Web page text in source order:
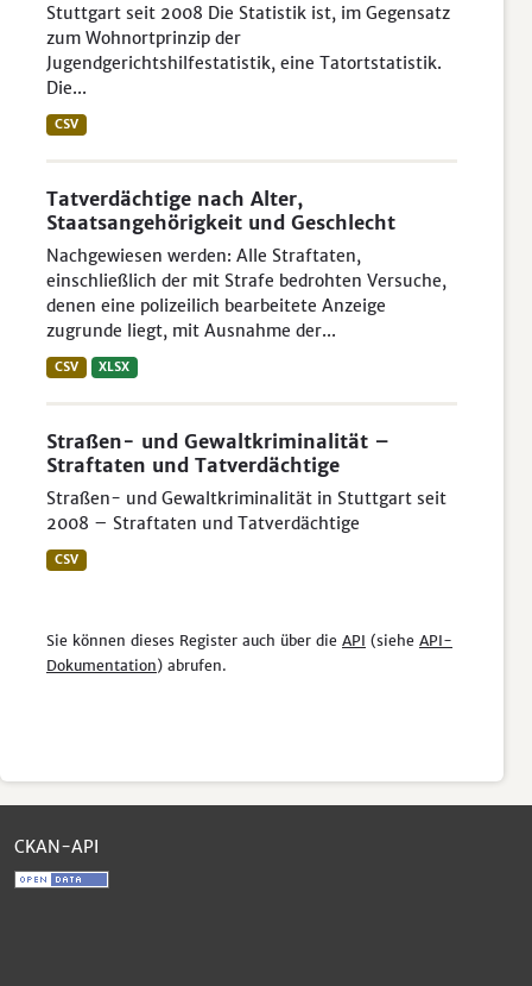
Stuttgart seit 2008 Die Statistik ist, im Gegensatz
zum Wohnortprinzip der
Jugendgerichtshilfestatistik, eine Tatortstatistik.
Die...
CSV
Tatverdächtige nach Alter,
Staatsangehörigkeit und Geschlecht
Nachgewiesen werden: Alle Straftaten,
einschließlich der mit Strafe bedrohten Versuche,
denen eine polizeilich bearbeitete Anzeige
zugrunde liegt, mit Ausnahme der...
CSV XLSX
Straßen- und Gewaltkriminalität –
Straftaten und Tatverdächtige
Straßen- und Gewaltkriminalität in Stuttgart seit
2008 – Straftaten und Tatverdächtige
CSV
Sie können dieses Register auch über die API (siehe API-
Dokumentation) abrufen.
CKAN-API